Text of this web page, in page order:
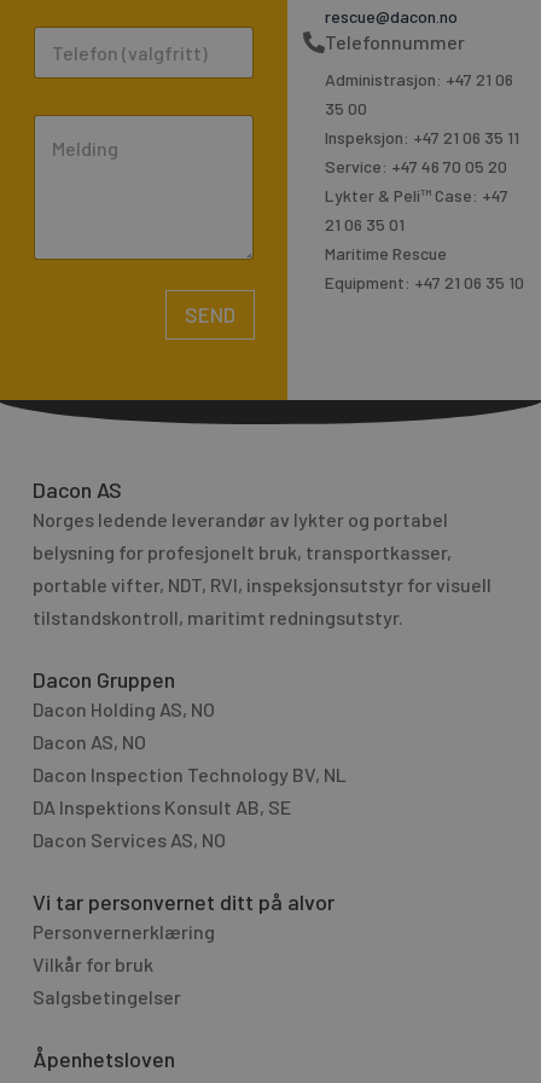
lh
M
s
a
g
e
SEND
t
r
n
i
v
:
rescue@dacon.no
Telefonnummer
Administrasjon: +47 21 06
35 00
Inspeksjon: +47 21 06 35 11
Service: +47 46 70 05 20
Lykter & Peli™ Case: +47
21 06 35 01
Maritime Rescue
Equipment: +47 21 06 35 10
Dacon AS
Norges ledende leverandør av lykter og portabel
belysning for profesjo­nelt bruk, transport­kasser,
portable vifter, NDT, RVI, inspeksjonsutstyr for visuell
tilstandskontroll, maritimt redningsutstyr.
Dacon Gruppen
Dacon Holding AS, NO
Dacon AS, NO
Dacon Inspection Technology BV, NL
DA Inspektions Konsult AB, SE
Dacon Services AS, NO
Vi tar personvernet ditt på alvor
Personvernerklæring
Vilkår for bruk
Salgsbetingelser
Åpenhetsloven